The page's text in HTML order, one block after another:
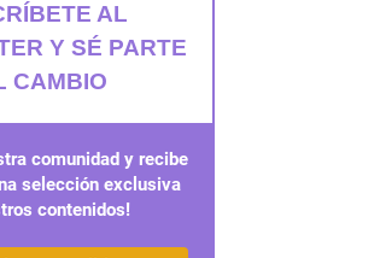
AL
Y SÉ PARTE
CAMBIO
comunidad y recibe
selección exclusiva
contenidos!